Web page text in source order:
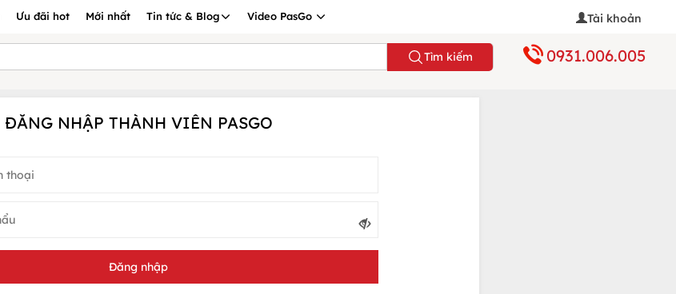
Ưu đãi hot Mới nhất Tin tức & Blog Video PasGo Tài khoản
Tìm kiếm 0931.006.005
ĐĂNG NHẬP THÀNH VIÊN PASGO